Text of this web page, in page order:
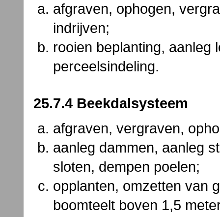
afgraven, ophogen,
indrijven;
rooien beplanting, aanleg
perceelsindeling.
25.7.4 Beekdalsysteem
afgraven, vergraven,
aanleg dammen, aanleg
sloten, dempen poelen;
opplanten, omzetten van
boomteelt boven 1,5